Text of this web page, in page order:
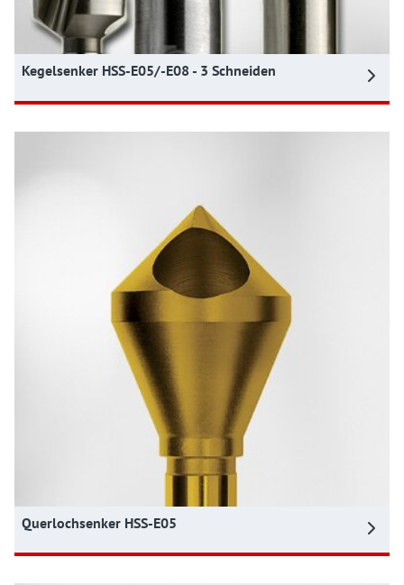
Kegelsenker HSS-E05/-E08 - 3 Schneiden
Querlochsenker HSS-E05